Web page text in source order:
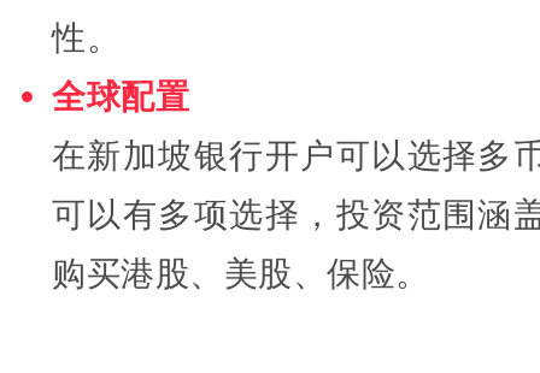
性。
全球配置
在新加坡银行开户可以选择多
可以有多项选择，投资范围涵
购买港股、美股、保险。